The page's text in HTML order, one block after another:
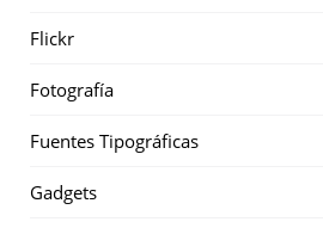
Flickr
Fotografía
Fuentes Tipográficas
Gadgets